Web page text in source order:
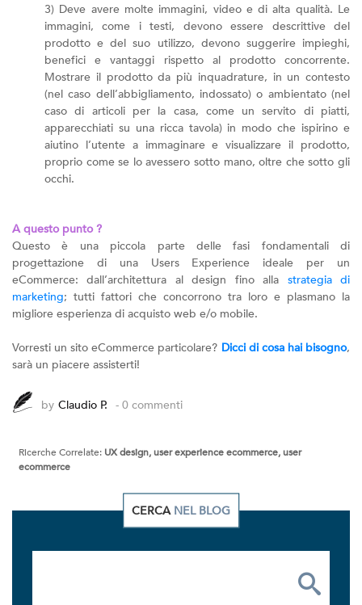
3) Deve avere molte immagini, video e di alta qualità. Le
immagini, come i testi, devono essere descrittive del
prodotto e del suo utilizzo, devono suggerire impieghi,
benefici e vantaggi rispetto al prodotto concorrente.
Mostrare il prodotto da più inquadrature, in un contesto
(nel caso dell’abbigliamento, indossato) o ambientato (nel
caso di articoli per la casa, come un servito di piatti,
apparecchiati su una ricca tavola) in modo che ispirino e
aiutino l’utente a immaginare e visualizzare il prodotto,
proprio come se lo avessero sotto mano, oltre che sotto gli
occhi.
A questo punto ?
Questo è una piccola parte delle fasi fondamentali di
progettazione di una Users Experience ideale per un
eCommerce: dall’architettura al design fino alla strategia di
marketing; tutti fattori che concorrono tra loro e plasmano la
migliore esperienza di acquisto web e/o mobile.
Vorresti un sito eCommerce particolare? Dicci di cosa hai bisogno,
sarà un piacere assisterti!
by Claudio P. - 0 commenti
Ricerche Correlate: UX design, user experience ecommerce, user
ecommerce
CERCA NEL BLOG